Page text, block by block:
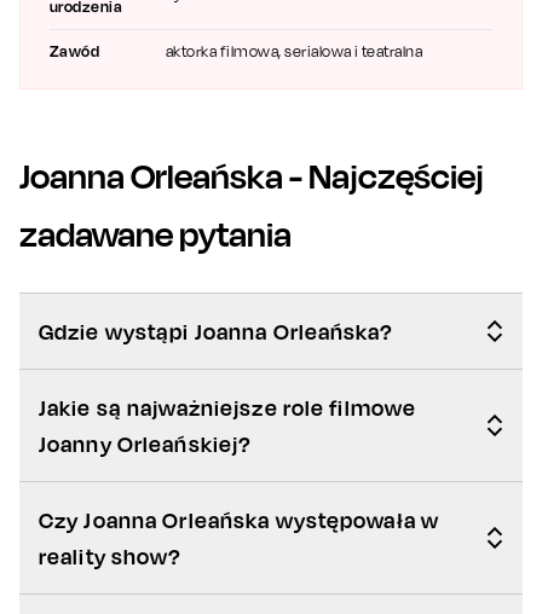
urodzenia
Zawód aktorka filmowa, serialowa i teatralna
Joanna Orleańska- Najczęściej
zadawane pytania
Gdzie wystąpi Joanna Orleańska?
Jakie są najważniejsze role filmowe
Joanny Orleańskiej?
Czy Joanna Orleańska występowała w
reality show?